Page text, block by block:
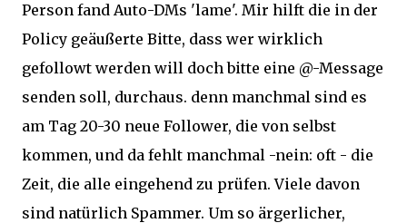
Person fand Auto-DMs 'lame'. Mir hilft die in der
Policy geäußerte Bitte, dass wer wirklich
gefollowt werden will doch bitte eine @-Message
senden soll, durchaus. denn manchmal sind es
am Tag 20-30 neue Follower, die von selbst
kommen, und da fehlt manchmal -nein: oft - die
Zeit, die alle eingehend zu prüfen. Viele davon
sind natürlich Spammer. Um so ärgerlicher,